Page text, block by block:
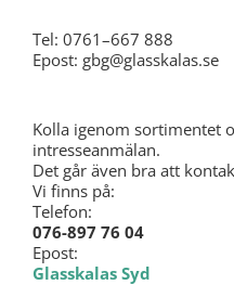
Tel: 0761–667 888
Epost: gbg@glasskalas.se
Kolla igenom sortimentet
intresseanmälan.
Det går även bra att
Vi finns på:
Telefon:
076-897 76 04
Epost:
Glasskalas Syd